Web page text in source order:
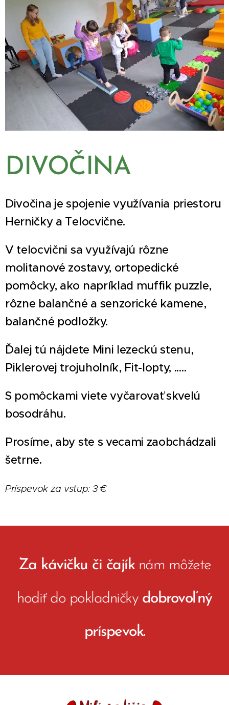
DIVOČINA
Divočina je spojenie využívania priestoru
Herničky a Telocvične.
V telocvični sa využívajú rôzne
molitanové zostavy, ortopedické
pomôcky, ako napríklad muffik puzzle,
rôzne balančné a senzorické kamene,
balančné podložky.
Ďalej tú nájdete Mini lezeckú stenu,
Piklerovej trojuholník, Fit-lopty, .....
S pomôckami viete vyčarovať skvelú
bosodráhu.
Prosíme, aby ste s vecami zaobchádzali
šetrne.
Príspevok za vstup: 3 €
Za kávičku či čajíknám môžete
hodiť do pokladničky dobrovoľný
príspevok.